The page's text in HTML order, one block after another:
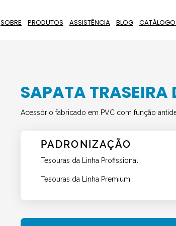
SOBRE PRODUTOS ASSISTÊNCIA BLOG
SAPATA TRASEIRA
Acessório fabricado em PVC com função
PADRONIZAÇÃO
Tesouras da Linha Profissional
Tesouras da Linha Premium